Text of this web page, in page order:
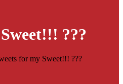
???
for my Sweet!!! ???